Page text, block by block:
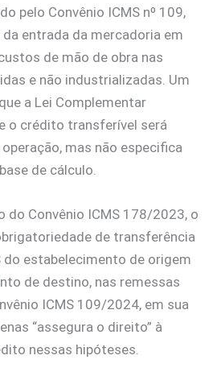
pelo Convênio ICMS nº 109,
entrada da mercadoria em
de mão de obra nas
e não industrializadas. Um
a Lei Complementar
o crédito transferível será
mas não especifica
de cálculo.
do Convênio ICMS 178/2023, o
de transferência
do estabelecimento de origem
de destino, nas remessas
ICMS 109/2024, em sua
“assegura o direito” à
nessas hipóteses.